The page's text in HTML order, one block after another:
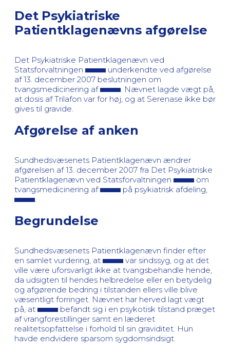
Det Psykiatriske
Patientklagenævns afgørelse
Det Psykiatriske Patientklagenævn ved
Statsforvaltningen
underkendte ved afgørelse
af 13. december 2007 beslutningen om
tvangsmedicinering af
. Nævnet lagde vægt på,
at dosis af Trilafon var for høj, og at Serenase ikke bør
gives til gravide.
Afgørelse af anken
Sundhedsvæsenets Patientklagenævn ændrer
afgørelsen af 13. december 2007 fra Det Psykiatriske
Patientklagenævn ved Statsforvaltningen
om
tvangsmedicinering af
på psykiatrisk afdeling,
Begrundelse
Sundhedsvæsenets Patientklagenævn finder efter
en samlet vurdering, at
var sindssyg, og at det
ville være uforsvarligt ikke at tvangsbehandle hende,
da udsigten til hendes helbredelse eller en betydelig
og afgørende bedring i tilstanden ellers ville blive
væsentligt forringet. Nævnet har herved lagt vægt
på, at
befandt sig i en psykotisk tilstand præget
af vrangforestillinger samt en læderet
realitetsopfattelse i forhold til sin graviditet. Hun
havde endvidere sparsom sygdomsindsigt.